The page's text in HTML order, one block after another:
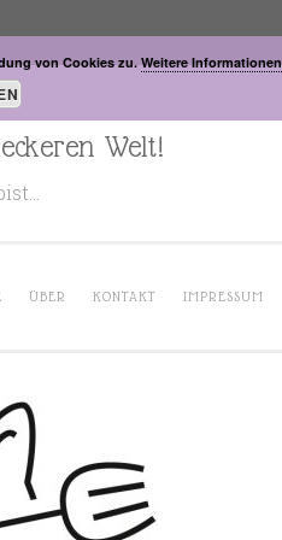
Welt!
ÜBER KONTAKT IMPRESSUM
von Cookies zu.Weitere Informationen